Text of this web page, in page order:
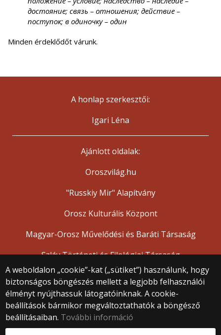
достояние; связь – отношения; действие –
поступок; в одиночку – один
Minden érdeklődőt várunk.
A weboldalon „cookie”-kat („sütiket”) használunk, hogy
biztonságos böngészés mellett a legjobb felhasználói
élményt nyújthassuk látogatóinknak. A cookie-
beállítások bármikor megváltoztathatók a böngésző
beállításaiban. További információ
A honlap szerkesztői:
Igari Léna
Ajánlott oldalak:
Oroszvilág.hu
"Russkiy Mir" Alapítvány
Orosz Kulturális Központ
Magyar-Orosz Művelődési és Baráti Társaság
Szláv Történeti és Filológiai Társaság
© 2025 Eötvös Loránd Tudományegyetem
Minden jog fenntartva.
1053 Budapest, Egyetem tér 1–3.
Központi telefonszám: +36 1 411 6500
Webfejlesztés: